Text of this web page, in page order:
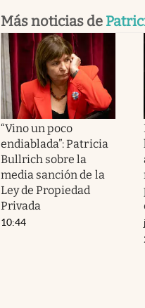
Más noticias de
“Vino un poco
endiablada”: Patricia
Bullrich sobre la
media sanción de la
Ley de Propiedad
Privada
10:44